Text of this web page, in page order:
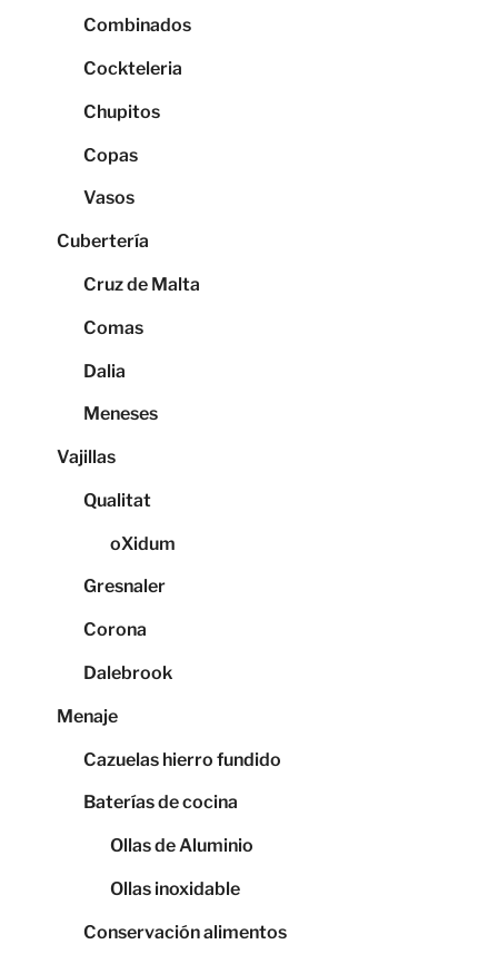
Combinados
Cockteleria
Chupitos
Copas
Vasos
Cubertería
Cruz de Malta
Comas
Dalia
Meneses
Vajillas
Qualitat
oXidum
Gresnaler
Corona
Dalebrook
Menaje
Cazuelas hierro fundido
Baterías de cocina
Ollas de Aluminio
Ollas inoxidable
Conservación alimentos